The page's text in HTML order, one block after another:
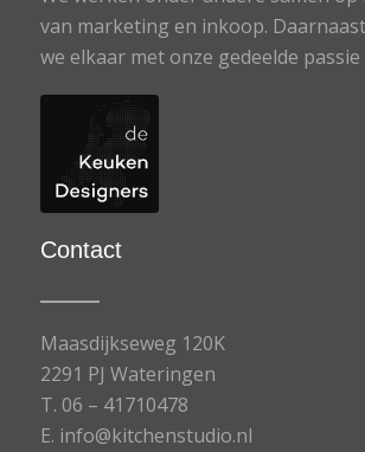
van marketing en inkoop.
we elkaar met onze gedeelde
Contact
Maasdijkseweg 120K
2291 PJ Wateringen
T. 06 – 41710478
E. info@kitchenstudio.nl